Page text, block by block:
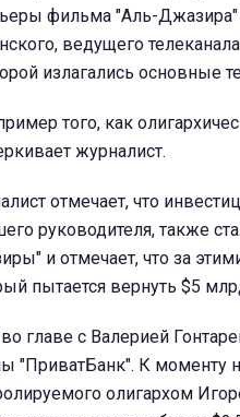
фильма "Аль-Джазира"
ведущего
излагались основные
того, как
журналист.
отмечает, что
руководителя, также
и отмечает, что за
пытается вернуть $5
главе с Валерией
"ПриватБанк". К моменту
олигархом